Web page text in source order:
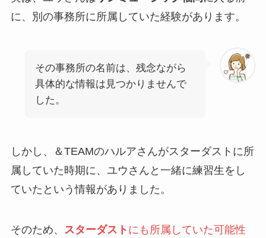
に、別の事務所に所属していた経験があります。
その事務所の名前は、残念ながら
具体的な情報は見つかりませんで
した。
しかし、＆TEAMのハルアさんがスターダストに所
属していた時期に、ユウさんと一緒に練習生をし
ていたという情報がありました。
そのため、 スターダスト にも所属していた可能性